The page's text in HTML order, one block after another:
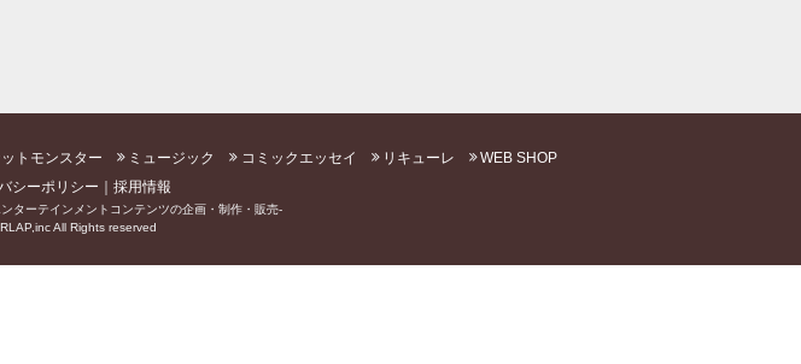
トモンスター ミュージック コミックエッセイ リキューレ
WEB SHOP
シーポリシー 採用情報
ターテインメントコンテンツの企画・制作・販売-
All Rights reserved